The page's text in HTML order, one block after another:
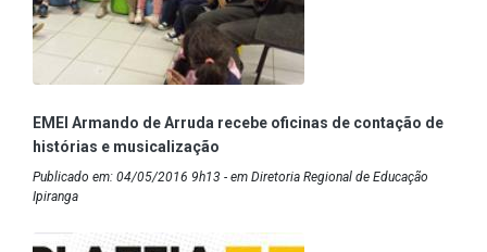
EMEI Armando de Arruda recebe oficinas de contação de
histórias e musicalização
Publicado em: 04/05/2016 9h13 - em Diretoria Regional de Educação
Ipiranga